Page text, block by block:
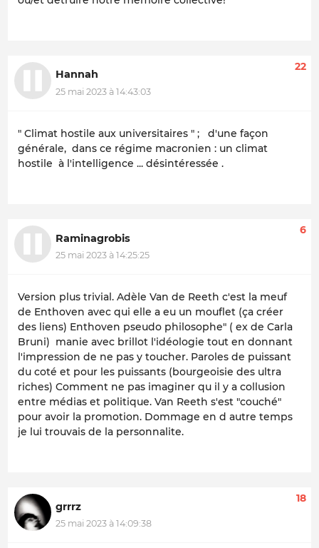
Hannah
25 mai 2023 à 14:43:03
22
" Climat hostile aux universitaires " ; d'une façon
générale, dans ce régime macronien : un climat
hostile à l'intelligence ... désintéressée .
Raminagrobis
25 mai 2023 à 14:25:25
6
Version plus trivial. Adèle Van de Reeth c'est la meuf
de Enthoven avec qui elle a eu un mouflet (ça créer
des liens) Enthoven pseudo philosophe" ( ex de Carla
Bruni) manie avec brillot l'idéologie tout en donnant
l'impression de ne pas y toucher. Paroles de puissant
du coté et pour les puissants (bourgeoisie des ultra
riches) Comment ne pas imaginer qu il y a collusion
entre médias et politique. Van Reeth s'est "couché"
pour avoir la promotion. Dommage en d autre temps
je lui trouvais de la personnalite.
grrrz
25 mai 2023 à 14:09:38
18